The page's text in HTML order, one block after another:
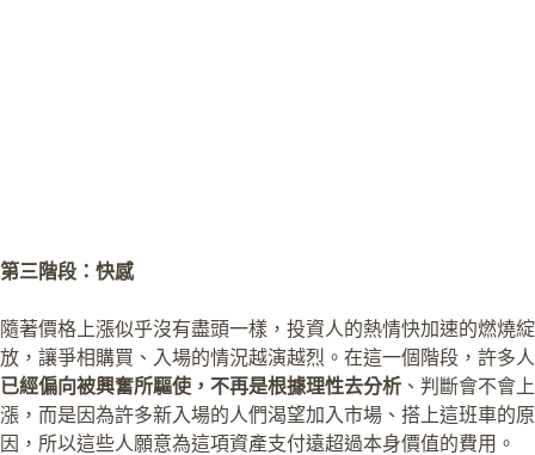
第三階段：快感
隨著價格上漲似乎沒有盡頭一樣，投資人的熱情快加速的燃燒綻
放，讓爭相購買、入場的情況越演越烈。在這一個階段，許多人
已經偏向被興奮所驅使，不再是根據理性去分析 、判斷會不會上
漲，而是因為許多新入場的人們渴望加入市場、搭上這班車的原
因，所以這些人願意為這項資產支付遠超過本身價值的費用。